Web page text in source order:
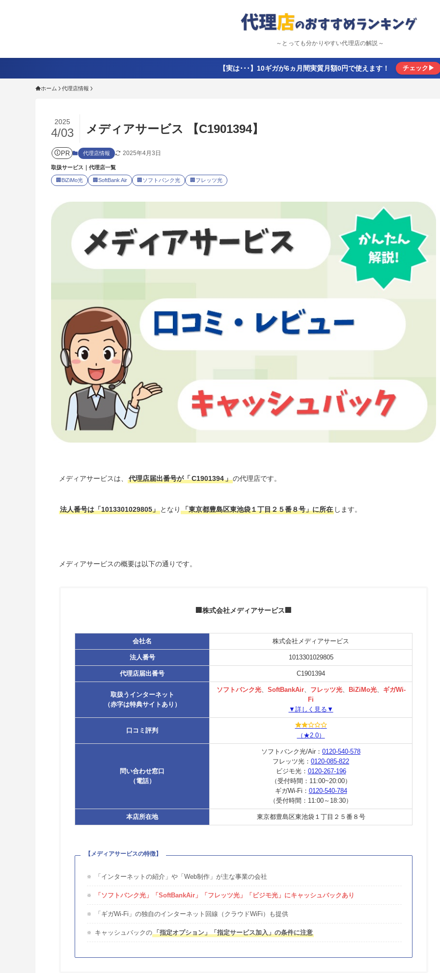
～とっても分かりやすい代理店の解説～
【実は･･･】10ギガが6ヵ月間実質月額0円で使えます！ チェック▶
ホーム 代理店情報
メディアサービス 【C1901394】
2025
4/03
PR 代理店情報 2025年4月3日
取扱サービス｜代理店一覧
🏢 BiZiMo光 🏢 SoftBank Air 🏢 ソフトバンク光 🏢 フレッツ光
メディアサービスは、 代理店届出番号が「C1901394」の代理店です。
法人番号は「1013301029805」 となり 「東京都豊島区東池袋１丁目２５番８号」に所在 します。
メディアサービスの概要は以下の通りです。
🏢株式会社メディアサービス🏢
会社名 株式会社メディアサービス
法人番号 1013301029805
代理店届出番号 C1901394
取扱うインターネット
（赤字は特典サイトあり）
ソフトバンク光、 SoftBankAir、 フレッツ光、 BiZiMo光、 ギガWi-
Fi
▼詳しく見る▼
口コミ評判
（★2.0）
問い合わせ窓口
（電話）
ソフトバンク光/Air： 0120-540-578
フレッツ光： 0120-085-822
ビジモ光： 0120-267-196
（受付時間：11:00~20:00）
ギガWi-Fi： 0120-540-784
（受付時間：11:00～18:30）
本店所在地 東京都豊島区東池袋１丁目２５番８号
【メディアサービスの特徴】
「インターネットの紹介」や「Web制作」が主な事業の会社
「ソフトバンク光」「SoftBankAir」「フレッツ光」「ビジモ光」にキャッシュバックあり
「ギガWi-Fi」の独自のインターネット回線（クラウドWiFi）も提供
キャッシュバックの 「指定オプション」「指定サービス加入」の条件に注意